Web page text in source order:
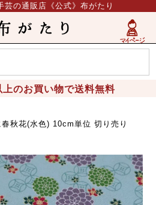
芸の通販店《公式》布がたり
のお買い物で送料無料
秋花(水色) 10cm単位 切り売り